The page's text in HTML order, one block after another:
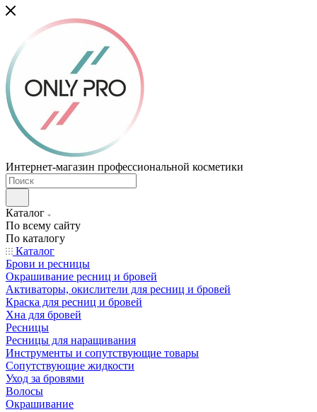
Интернет-магазин профессиональной косметики
Каталог
По всему сайту
По каталогу
Каталог
Брови и ресницы
Окрашивание ресниц и бровей
Активаторы, окислители для ресниц и бровей
Краска для ресниц и бровей
Хна для бровей
Ресницы
Ресницы для наращивания
Инструменты и сопутствующие товары
Сопутствующие жидкости
Уход за бровями
Волосы
Окрашивание